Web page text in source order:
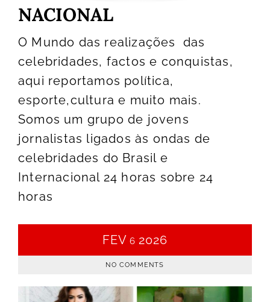
NACIONAL
O Mundo das realizações das
celebridades, factos e conquistas,
aqui reportamos política,
esporte,cultura e muito mais.
Somos um grupo de jovens
jornalistas ligados às ondas de
celebridades do Brasil e
Internacional 24 horas sobre 24
horas
FEV 6 2026
NO COMMENTS